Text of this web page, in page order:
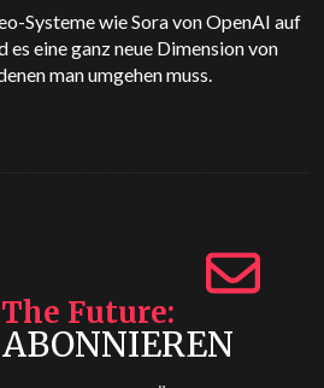
Systeme wie Sora von OpenAI auf
eine ganz neue Dimension von
man umgehen muss.
Future